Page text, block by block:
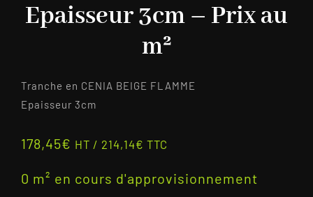
Epaisseur 3cm – Prix au
m²
Tranche en CENIA BEIGE FLAMME
Epaisseur 3cm
178,45€ HT / 214,14€ TTC
0 m² en cours d'approvisionnement